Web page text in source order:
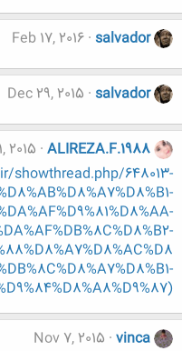
salvador
Feb 17, 2016
salvador
Dec 29, 2015
ALIREZA.F.1988
2015
showthread.php/648013-
vinca
Nov 7, 2015